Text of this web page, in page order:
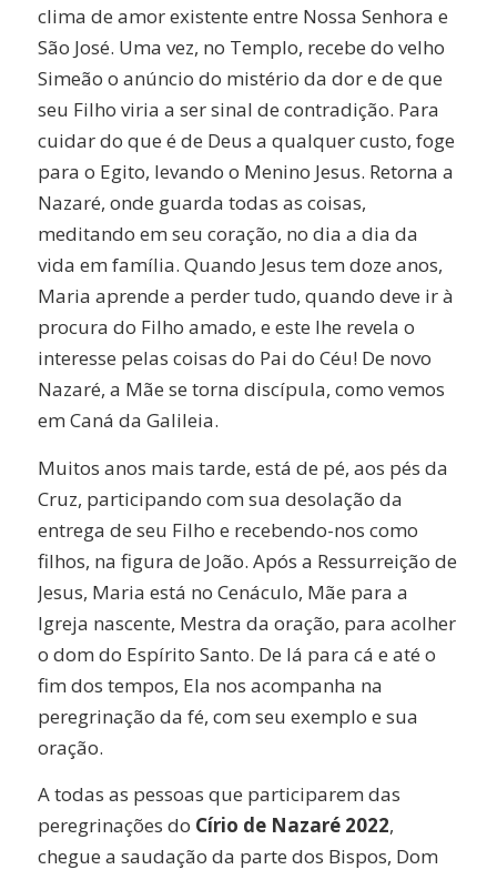
clima de amor existente entre Nossa Senhora e
São José. Uma vez, no Templo, recebe do velho
Simeão o anúncio do mistério da dor e de que
seu Filho viria a ser sinal de contradição. Para
cuidar do que é de Deus a qualquer custo, foge
para o Egito, levando o Menino Jesus. Retorna a
Nazaré, onde guarda todas as coisas,
meditando em seu coração, no dia a dia da
vida em família. Quando Jesus tem doze anos,
Maria aprende a perder tudo, quando deve ir à
procura do Filho amado, e este lhe revela o
interesse pelas coisas do Pai do Céu! De novo
Nazaré, a Mãe se torna discípula, como vemos
em Caná da Galileia.
Muitos anos mais tarde, está de pé, aos pés da
Cruz, participando com sua desolação da
entrega de seu Filho e recebendo-nos como
filhos, na figura de João. Após a Ressurreição de
Jesus, Maria está no Cenáculo, Mãe para a
Igreja nascente, Mestra da oração, para acolher
o dom do Espírito Santo. De lá para cá e até o
fim dos tempos, Ela nos acompanha na
peregrinação da fé, com seu exemplo e sua
oração.
A todas as pessoas que participarem das
peregrinações do Círio de Nazaré 2022,
chegue a saudação da parte dos Bispos, Dom